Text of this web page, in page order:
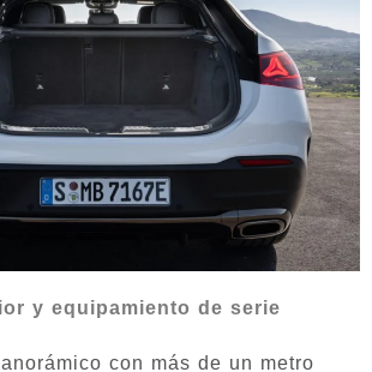
y equipamiento de serie
con más de un metro